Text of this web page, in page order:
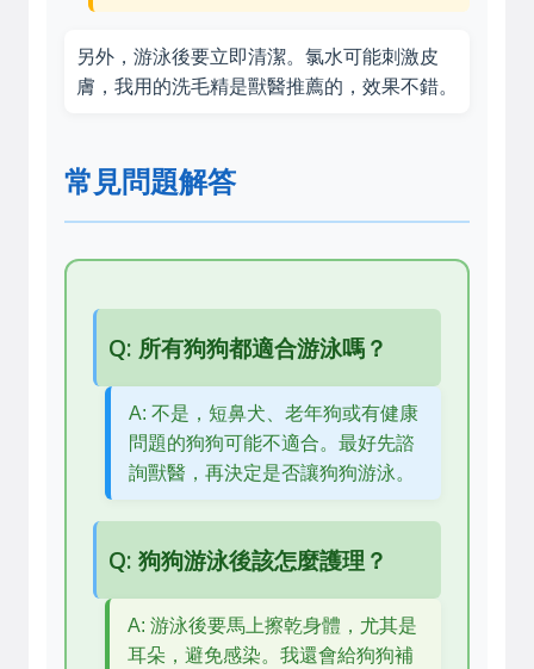
另外，游泳後要立即清潔。氯水可能刺激皮
膚，我用的洗毛精是獸醫推薦的，效果不錯。
常見問題解答
Q: 所有狗狗都適合游泳嗎？
A: 不是，短鼻犬、老年狗或有健康
問題的狗狗可能不適合。最好先諮
詢獸醫，再決定是否讓狗狗游泳。
Q: 狗狗游泳後該怎麼護理？
A: 游泳後要馬上擦乾身體，尤其是
耳朵，避免感染。我還會給狗狗補